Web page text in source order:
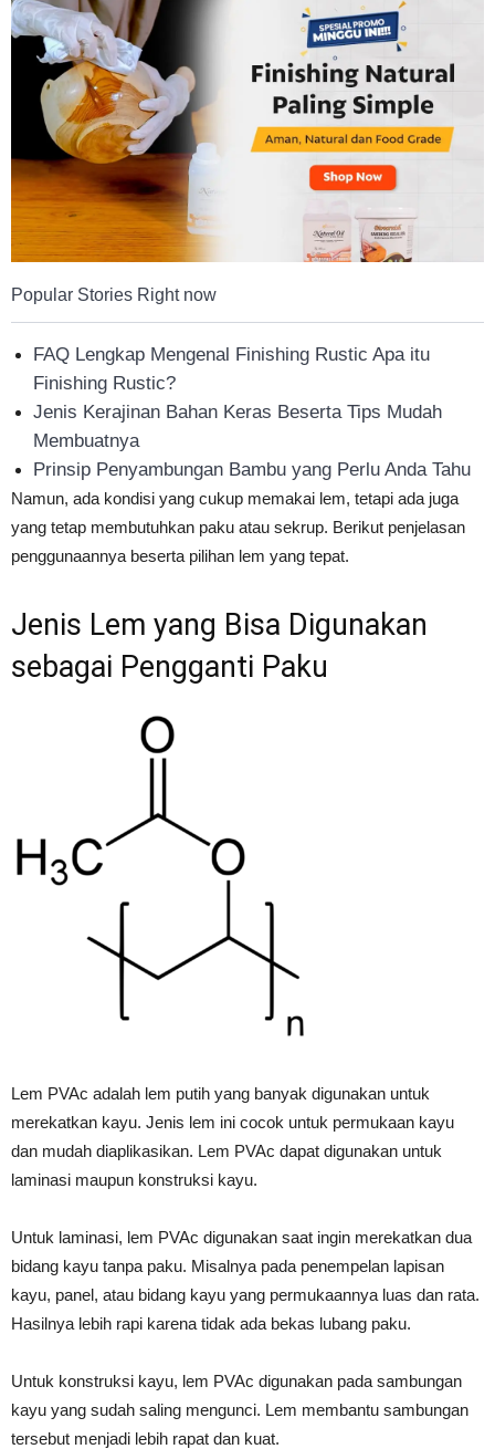
Tahan
Popular Stories Right now
FAQ Lengkap Mengenal Finishing Rustic Apa itu
Finishing Rustic?
Jenis Kerajinan Bahan Keras Beserta Tips Mudah
Membuatnya
Prinsip Penyambungan Bambu yang Perlu Anda Tahu
Namun, ada kondisi yang cukup memakai lem, tetapi ada juga
yang tetap membutuhkan paku atau sekrup. Berikut penjelasan
penggunaannya beserta pilihan lem yang tepat.
Jenis Lem yang Bisa Digunakan
sebagai Pengganti Paku
Lem PVAc adalah lem putih yang banyak digunakan untuk
merekatkan kayu. Jenis lem ini cocok untuk permukaan kayu
dan mudah diaplikasikan. Lem PVAc dapat digunakan untuk
laminasi maupun konstruksi kayu.
Untuk laminasi, lem PVAc digunakan saat ingin merekatkan dua
bidang kayu tanpa paku. Misalnya pada penempelan lapisan
kayu, panel, atau bidang kayu yang permukaannya luas dan rata.
Hasilnya lebih rapi karena tidak ada bekas lubang paku.
Untuk konstruksi kayu, lem PVAc digunakan pada sambungan
kayu yang sudah saling mengunci. Lem membantu sambungan
tersebut menjadi lebih rapat dan kuat.